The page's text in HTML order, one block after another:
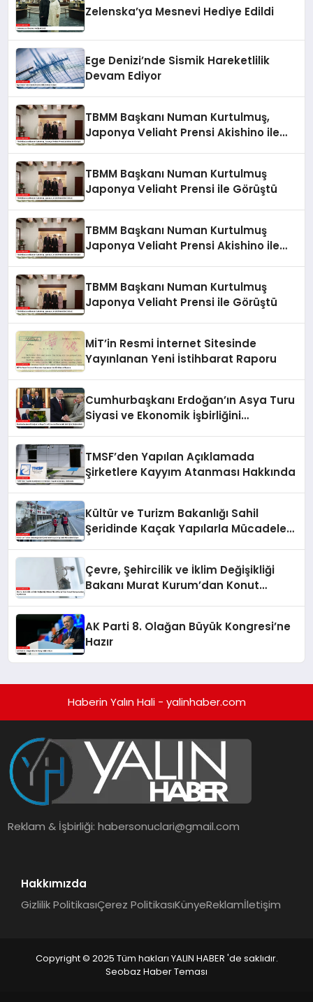
Zelenska’ya Mesnevi Hediye Edildi
Ege Denizi’nde Sismik Hareketlilik
Devam Ediyor
TBMM Başkanı Numan Kurtulmuş,
Japonya Veliaht Prensi Akishino ile
TBMM Başkanı Numan Kurtulmuş
Japonya Veliaht Prensi ile Görüştü
TBMM Başkanı Numan Kurtulmuş
Japonya Veliaht Prensi Akishino ile
TBMM Başkanı Numan Kurtulmuş
Japonya Veliaht Prensi ile Görüştü
MİT’in Resmi İnternet Sitesinde
Yayınlanan Yeni İstihbarat Raporu
Cumhurbaşkanı Erdoğan’ın Asya Turu
Siyasi ve Ekonomik İşbirliğini
TMSF’den Yapılan Açıklamada
Şirketlere Kayyım Atanması Hakkında
Kültür ve Turizm Bakanlığı Sahil
Şeridinde Kaçak Yapılarla Mücadele
Çevre, Şehircilik ve İklim Değişikliği
Bakanı Murat Kurum’dan Konut
AK Parti 8. Olağan Büyük Kongresi’ne
Hazır
Haberin Yalın Hali - yalinhaber.com
Reklam & İşbirliği:habersonuclari@gmail.com
Hakkımızda
Gizlilik PolitikasıÇerez PolitikasıKünyeReklamİletişim
Copyright © 2025 Tüm hakları YALIN HABER 'de saklıdır.
Seobaz Haber Teması